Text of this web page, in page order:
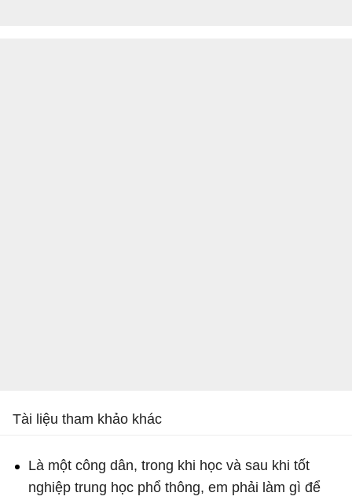
Tài liệu tham khảo khác
Là một công dân, trong khi học và sau khi tốt
nghiệp trung học phổ thông, em phải làm gì để